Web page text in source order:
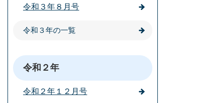
令和３年８月号
令和３年の一覧
令和２年
令和２年１２月号